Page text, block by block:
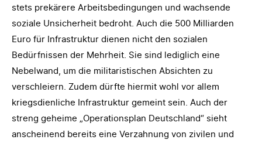
stets prekärere Arbeitsbedingungen und wachsende
soziale Unsicherheit bedroht. Auch die 500 Milliarden
Euro für Infrastruktur dienen nicht den sozialen
Bedürfnissen der Mehrheit. Sie sind lediglich eine
Nebelwand, um die militaristischen Absichten zu
verschleiern. Zudem dürfte hiermit wohl vor allem
kriegsdienliche Infrastruktur gemeint sein. Auch der
streng geheime „Operationsplan Deutschland“ sieht
anscheinend bereits eine Verzahnung von zivilen und